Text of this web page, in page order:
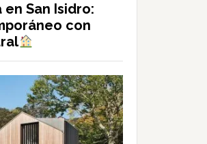
San Isidro:
con